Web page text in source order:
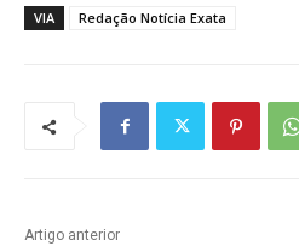
VIA Redação Notícia Exata
Artigo anterior